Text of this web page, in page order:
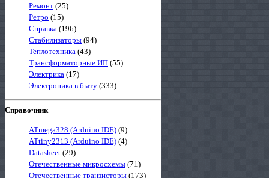
Ремонт (25)
Ретро (15)
Справка (196)
Стабилизаторы (94)
Теплотехника (43)
Трансформаторные ИП (55)
Электрика (17)
Электроника в быту (333)
Справочник
ATmega328 (Arduino IDE) (9)
ATtiny2313 (Arduino IDE) (4)
Datasheet (29)
Отечественные микросхемы (71)
Отечественные транзисторы (173)